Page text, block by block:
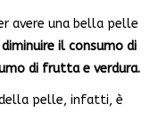
avere una bella pelle
diminuire il consumo di
di frutta e verdura.
pelle, infatti, è